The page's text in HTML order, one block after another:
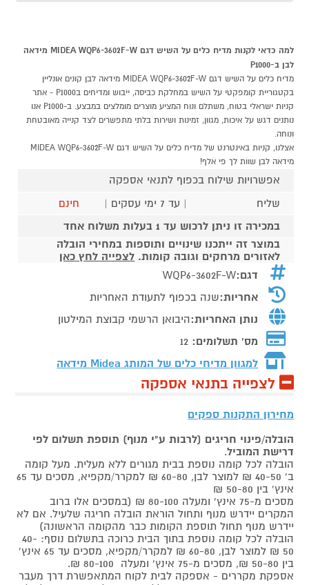
למה כדאי לקנות מדיח כלים על השיש דגם MIDEA WQP6-3602F-W מידאה
לבן ב-P1000
מדיח כלים על השיש דגם MIDEA WQP6-3602F-W מידאה לבן קונים אונליין
בקטגוריית קומפקטי על השיש במחלקת כביסה, ייבוש ומדיחים בP1000 - אתר
קניות ישראלי בטוח, משתלם ונוח המציע מוצרים מומלצים במבצע. ב-P1000 אנו
נותנים דגש על איכות, מגוון, זמינות ושירות בלתי מתפשרים לצד קנייה מאובטחת
ונוחה.
אצלנו, קניות באינטרנט של מדיח כלים על השיש דגם MIDEA WQP6-3602F-W
מידאה לבן שוות לך פי אלף!
אפשרויות שילוח בכפוף לתנאי אספקה
שליח
| עד 7 ימי עסקים |
חינם
במכירה זו ניתן לרכוש עד 1 בעלות משלוח אחד
במוצר זה ייתכנו שינויים ותוספות במחירי הובלה
לאזורים מרחקים וגובה קומות. לצפייה לחץ כאן
דגם:WQP6-3602F-W
אחריות:שנה בכפוף לתעודת האחריות
נותן האחריות:היבואן הרשמי קבוצת המילטון
מס' תשלומים: 12
למגוון מדיחי כלים של המותג Midea מידאה
לצפייה בתנאי אספקה
מחירון התקנות ספקים
הובלה/פינוי חריגים (לרבות ע"י מנוף) תוספת תשלום לפי
דרישת המוביל.
הובלה לכל קומה נוספת בבית מגורים ללא מעלית. מעל קומה
ב' 40-50 ₪ למוצר לבן, 60-80 ₪ למקרר/מקפיא, מסכים עד 65
אינץ' בין 50-80 ₪
מסכים מ-75 אינץ' ומעלה 80-100 ₪ (במסכים אלו ברוב
המקרים יידרש מנוף ותחול הוראת הובלה חריגה שלעיל. אם לא
יידרש מנוף תחול תוספת הקומות כבר מהקומה הראשונה)
הובלה לכל קומה נוספת בתוך הבית כרוכה בתשלום נוסף: 40-
50 ₪ למוצר לבן, 60-80 ₪ למקרר/מקפיא, מסכים עד 65 אינץ'
בין 50-80 ₪, מסכים מ-75 אינץ' ומעלה 80-100 ₪.
אספקת מקררים - אספקה לבית לקוח המתאפשרת דרך מעבר